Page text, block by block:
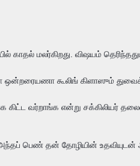
மலர்கிறது. விஷயம்
கூலிங் கிளாஸும்
வர்றாங்க என்று சக்கிலியர்
பெண் தன் தோழியின் உதவியுடன்